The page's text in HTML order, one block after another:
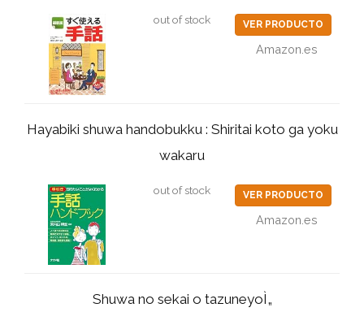
out of stock VER PRODUCTO
Amazon.es
Hayabiki shuwa handobukku : Shiritai koto ga yoku
wakaru
out of stock VER PRODUCTO
Amazon.es
Shuwa no sekai o tazuneyoÌ„